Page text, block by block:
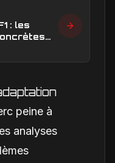
: les
son
peine à
analyses